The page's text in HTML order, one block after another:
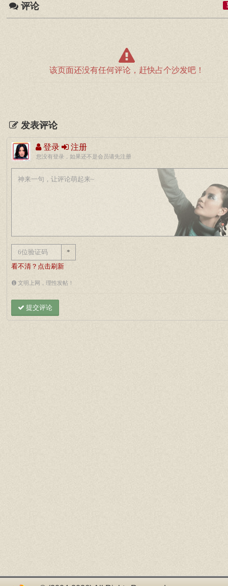
评论
该页面还没有任何评论，赶快占个沙发吧！
发表评论
登录 注册
您没有登录，如果还不是会员请先注册
*
看不清？点击刷新
文明上网，理性发帖！
提交评论